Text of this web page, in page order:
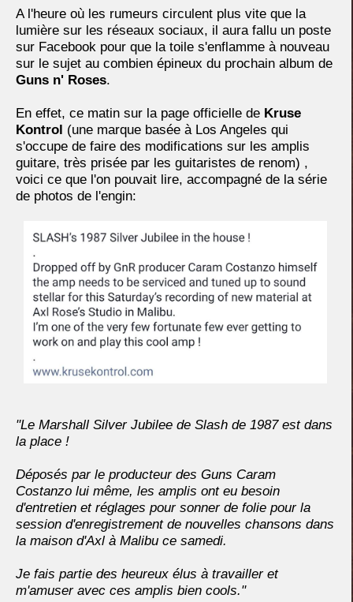
A l'heure où les rumeurs circulent plus vite que la
lumière sur les réseaux sociaux, il aura fallu un poste
sur Facebook pour que la toile s'enflamme à nouveau
sur le sujet au combien épineux du prochain album de
Guns n' Roses.
En effet, ce matin sur la page officielle de Kruse
Kontrol (une marque basée à Los Angeles qui
s'occupe de faire des modifications sur les amplis
guitare, très prisée par les guitaristes de renom) ,
voici ce que l'on pouvait lire, accompagné de la série
de photos de l'engin:
"Le Marshall Silver Jubilee de Slash de 1987 est dans
la place !
Déposés par le producteur des Guns Caram
Costanzo lui même, les amplis ont eu besoin
d'entretien et réglages pour sonner de folie pour la
session d'enregistrement de nouvelles chansons dans
la maison d'Axl à Malibu ce samedi.
Je fais partie des heureux élus à travailler et
m'amuser avec ces amplis bien cools."